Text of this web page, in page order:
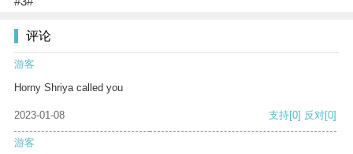
评论
游客
Horny Shriya called you
2023-01-08 支持[0] 反对[0]
游客